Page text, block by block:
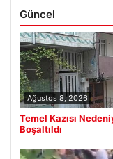
Güncel
Ağustos 8, 2026
Temel Kazısı
Boşaltıldı